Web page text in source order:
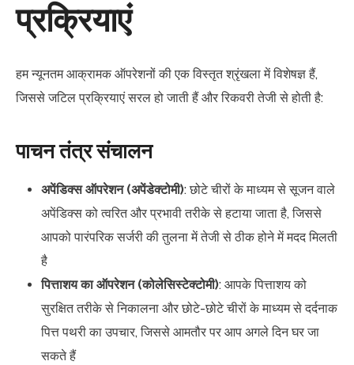
प्रक्रियाएं
हम न्यूनतम आक्रामक ऑपरेशनों की एक विस्तृत श्रृंखला में विशेषज्ञ हैं,
जिससे जटिल प्रक्रियाएं सरल हो जाती हैं और रिकवरी तेजी से होती है:
पाचन तंत्र संचालन
अपेंडिक्स ऑपरेशन (अपेंडेक्टोमी): छोटे चीरों के माध्यम से सूजन वाले
अपेंडिक्स को त्वरित और प्रभावी तरीके से हटाया जाता है, जिससे
आपको पारंपरिक सर्जरी की तुलना में तेजी से ठीक होने में मदद मिलती
है
पित्ताशय का ऑपरेशन (कोलेसिस्टेक्टोमी): आपके पित्ताशय को
सुरक्षित तरीके से निकालना और छोटे-छोटे चीरों के माध्यम से दर्दनाक
पित्त पथरी का उपचार, जिससे आमतौर पर आप अगले दिन घर जा
सकते हैं